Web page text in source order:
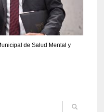
de Salud Mental y